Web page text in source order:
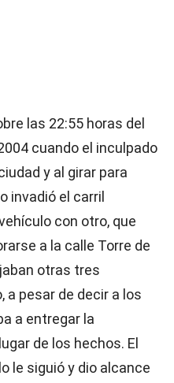
las 22:55 horas del
cuando el inculpado
y al girar para
invadió el carril
con otro, que
a la calle Torre de
otras tres
a pesar de decir a los
a entregar la
de los hechos. El
le siguió y dio alcance